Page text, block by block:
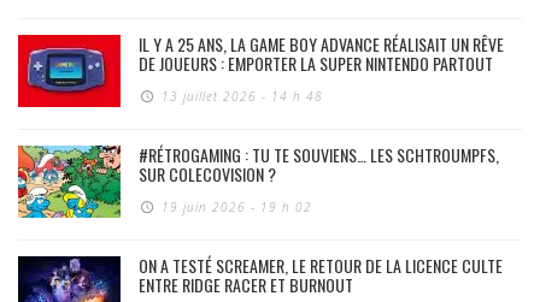
IL Y A 25 ANS, LA GAME BOY ADVANCE RÉALISAIT UN RÊVE
DE JOUEURS : EMPORTER LA SUPER NINTENDO PARTOUT
13 juillet 2026 - 14 h 48
#RÉTROGAMING : TU TE SOUVIENS… LES SCHTROUMPFS,
SUR COLECOVISION ?
19 juin 2026 - 19 h 02
ON A TESTÉ SCREAMER, LE RETOUR DE LA LICENCE CULTE
ENTRE RIDGE RACER ET BURNOUT